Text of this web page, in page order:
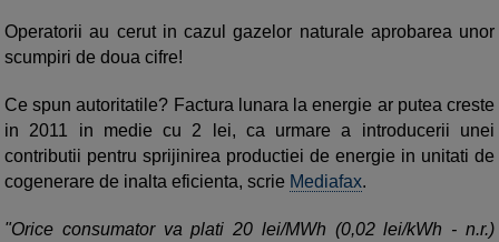
Operatorii au cerut in cazul gazelor naturale aprobarea unor
scumpiri de doua cifre!
Ce spun autoritatile? Factura lunara la energie ar putea creste
in 2011 in medie cu 2 lei, ca urmare a introducerii unei
contributii pentru sprijinirea productiei de energie in unitati de
cogenerare de inalta eficienta, scrie Mediafax.
"Orice consumator va plati 20 lei/MWh (0,02 lei/kWh - n.r.)